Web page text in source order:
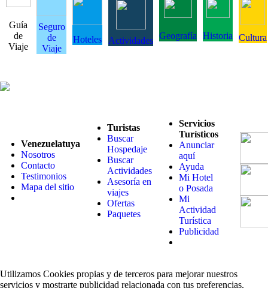
Guía
de
Viaje
Seguro
de
Viaje
Hoteles Actividades Geografía Historia Cultura
Venezuelatuya
Nosotros
Contacto
Testimonios
Mapa del sitio
Turistas
Buscar
Hospedaje
Buscar
Actividades
Asesoría en
viajes
Ofertas
Paquetes
Servicios
Turísticos
Anunciar
aquí
Ayuda
Mi Hotel
o Posada
Mi
Actividad
Turística
Publicidad
Utilizamos Cookies propias y de terceros para mejorar nuestros
servicios y mostrarte publicidad relacionada con tus preferencias.